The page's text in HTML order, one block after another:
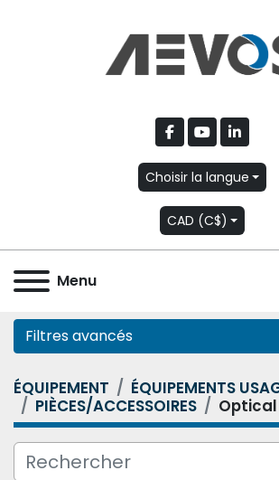
facebook
youtubelinkedin
Choisir la langue
CAD (C$)
Menu
Filtres avancés
Catégorie
Condition
ÉQUIPEMENT
ÉQUIPEMENTS
PIÈCES/ACCESSOIRES